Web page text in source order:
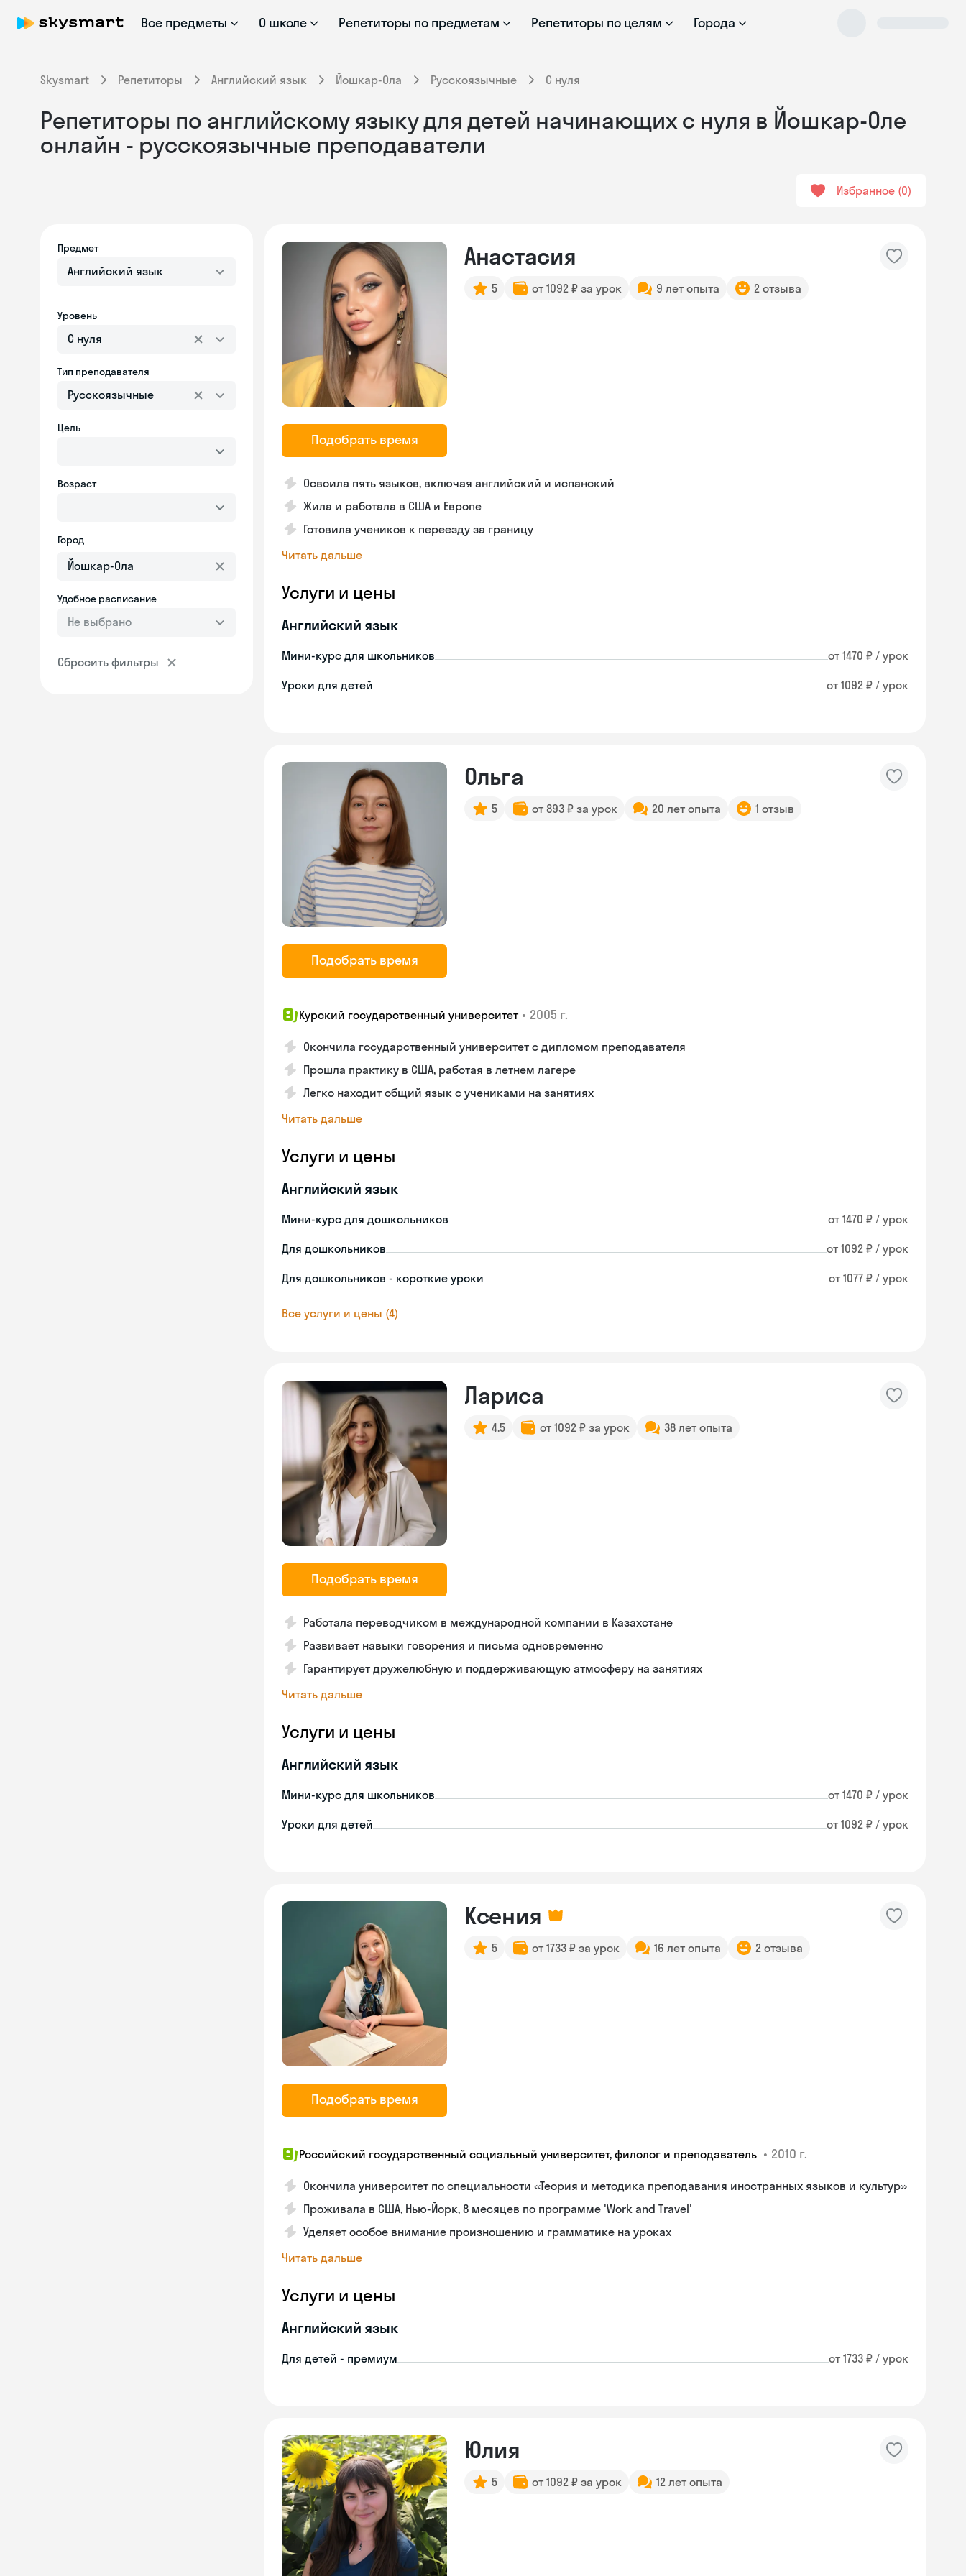
Все предметы О школе Репетиторы по предметам Репетиторы по целям Города
Skysmart Репетиторы Английский язык Йошкар-Ола Русскоязычные С нуля
Репетиторы по английскому языку для детей начинающих с нуля в Йошкар-Оле
онлайн - русскоязычные преподаватели
Избранное 0
Предмет
Английский язык
Уровень
С нуля
Тип преподавателя
Русскоязычные
Цель
Возраст
Город
Удобное расписание
Не выбрано
Сбросить фильтры
Подобрать время
Анастасия
5 от 1092 ₽ за урок 9 лет опыта 2 отзыва
Освоила пять языков, включая английский и испанский
Жила и работала в США и Европе
Готовила учеников к переезду за границу
Читать дальше
Услуги и цены
Английский язык
Мини-курс для школьников от 1470 ₽ / урок
Уроки для детей от 1092 ₽ / урок
Подобрать время
Ольга
5 от 893 ₽ за урок 20 лет опыта 1 отзыв
Курский государственный университет • 2005 г.
Окончила государственный университет с дипломом преподавателя
Прошла практику в США, работая в летнем лагере
Легко находит общий язык с учениками на занятиях
Читать дальше
Услуги и цены
Английский язык
Мини-курс для дошкольников от 1470 ₽ / урок
Для дошкольников от 1092 ₽ / урок
Для дошкольников - короткие уроки от 1077 ₽ / урок
Все услуги и цены (4)
Подобрать время
Лариса
4.5 от 1092 ₽ за урок 38 лет опыта
Работала переводчиком в международной компании в Казахстане
Развивает навыки говорения и письма одновременно
Гарантирует дружелюбную и поддерживающую атмосферу на занятиях
Читать дальше
Услуги и цены
Английский язык
Мини-курс для школьников от 1470 ₽ / урок
Уроки для детей от 1092 ₽ / урок
Подобрать время
Ксения
5 от 1733 ₽ за урок 16 лет опыта 2 отзыва
Российский государственный социальный университет, филолог и преподаватель • 2010 г.
Окончила университет по специальности «Теория и методика преподавания иностранных языков и культур»
Проживала в США, Нью-Йорк, 8 месяцев по программе 'Work and Travel'
Уделяет особое внимание произношению и грамматике на уроках
Читать дальше
Услуги и цены
Английский язык
Для детей - премиум от 1733 ₽ / урок
Юлия
5 от 1092 ₽ за урок 12 лет опыта